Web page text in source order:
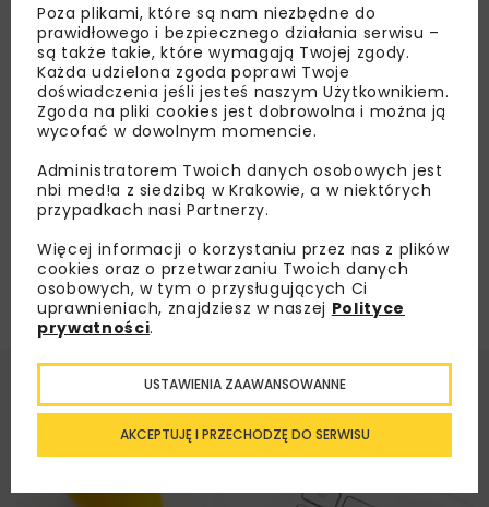
Otwarcie oferty na wykonania KP
rozbudowy DK62 Płock – Wyszogród
Załaduj więcej...
Poza plikami, które są nam niezbędne do
prawidłowego i bezpiecznego działania serwisu –
są także takie, które wymagają Twojej zgody.
Każda udzielona zgoda poprawi Twoje
doświadczenia jeśli jesteś naszym Użytkownikiem.
Zgoda na pliki cookies jest dobrowolna i można ją
wycofać w dowolnym momencie.
Administratorem Twoich danych osobowych jest
nbi med!a z siedzibą w Krakowie, a w niektórych
przypadkach nasi Partnerzy.
Więcej informacji o korzystaniu przez nas z plików
cookies oraz o przetwarzaniu Twoich danych
osobowych, w tym o przysługujących Ci
uprawnieniach, znajdziesz w naszej Polityce
prywatności.
AKCEPTUJĘ I PRZECHODZĘ DO SERWISU
USTAWIENIA ZAAWANSOWANNE